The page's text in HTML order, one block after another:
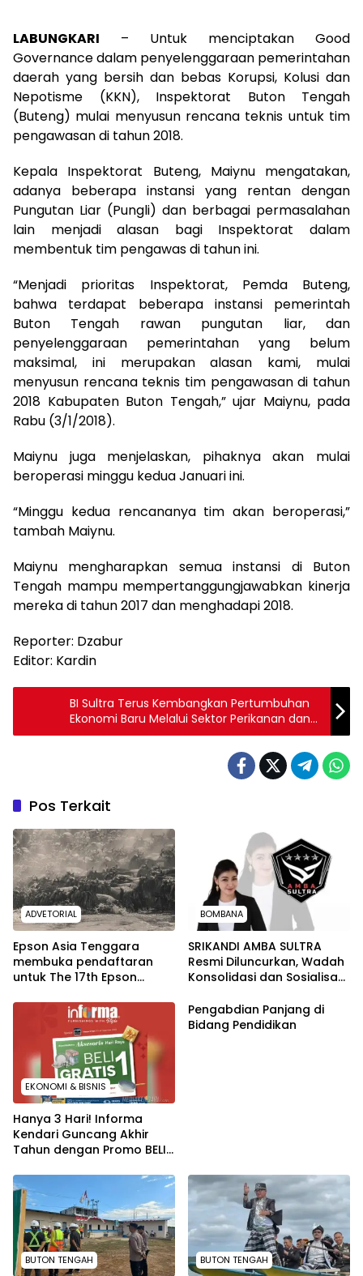
LABUNGKARI – Untuk menciptakan Good
Governance dalam penyelenggaraan pemerintahan
daerah yang bersih dan bebas Korupsi, Kolusi dan
Nepotisme (KKN), Inspektorat Buton Tengah
(Buteng) mulai menyusun rencana teknis untuk tim
pengawasan di tahun 2018.
Kepala Inspektorat Buteng, Maiynu mengatakan,
adanya beberapa instansi yang rentan dengan
Pungutan Liar (Pungli) dan berbagai permasalahan
lain menjadi alasan bagi Inspektorat dalam
membentuk tim pengawas di tahun ini.
“Menjadi prioritas Inspektorat, Pemda Buteng,
bahwa terdapat beberapa instansi pemerintah
Buton Tengah rawan pungutan liar, dan
penyelenggaraan pemerintahan yang belum
maksimal, ini merupakan alasan kami, mulai
menyusun rencana teknis tim pengawasan di tahun
2018 Kabupaten Buton Tengah,” ujar Maiynu, pada
Rabu (3/1/2018).
Maiynu juga menjelaskan, pihaknya akan mulai
beroperasi minggu kedua Januari ini.
“Minggu kedua rencananya tim akan beroperasi,”
tambah Maiynu.
Maiynu mengharapkan semua instansi di Buton
Tengah mampu mempertanggungjawabkan kinerja
mereka di tahun 2017 dan menghadapi 2018.
Reporter: Dzabur
Editor: Kardin
BI Sultra Terus Kembangkan Pertumbuhan
Ekonomi Baru Melalui Sektor Perikanan dan
Kelautan
Pos Terkait
ADVETORIAL
Epson Asia Tenggara
membuka pendaftaran
untuk The 17th Epson
2026
BOMBANA
SRIKANDI AMBA SULTRA
Resmi Diluncurkan, Wadah
Konsolidasi dan Sosialisasi
Tenggara
EKONOMI & BISNIS
Hanya 3 Hari! Informa
Kendari Guncang Akhir
Tahun dengan Promo BELI 1
Pengabdian Panjang di
Bidang Pendidikan
BUTON TENGAH BUTON TENGAH